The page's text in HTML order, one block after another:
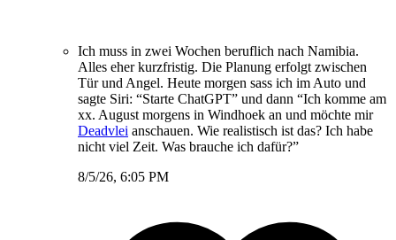
Ich muss in zwei Wochen beruflich nach Namibia.
Alles eher kurzfristig. Die Planung erfolgt zwischen
Tür und Angel. Heute morgen sass ich im Auto und
sagte Siri: “Starte ChatGPT” und dann “Ich komme am
xx. August morgens in Windhoek an und möchte mir
Deadvlei anschauen. Wie realistisch ist das? Ich habe
nicht viel Zeit. Was brauche ich dafür?”
8/5/26, 6:05 PM